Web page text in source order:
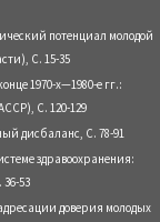
потенциал молодой
С. 15-35
1970-х—1980-е гг.:
С. 120-129
дисбаланс, С. 78-91
здравоохранения:
53
доверия молодых